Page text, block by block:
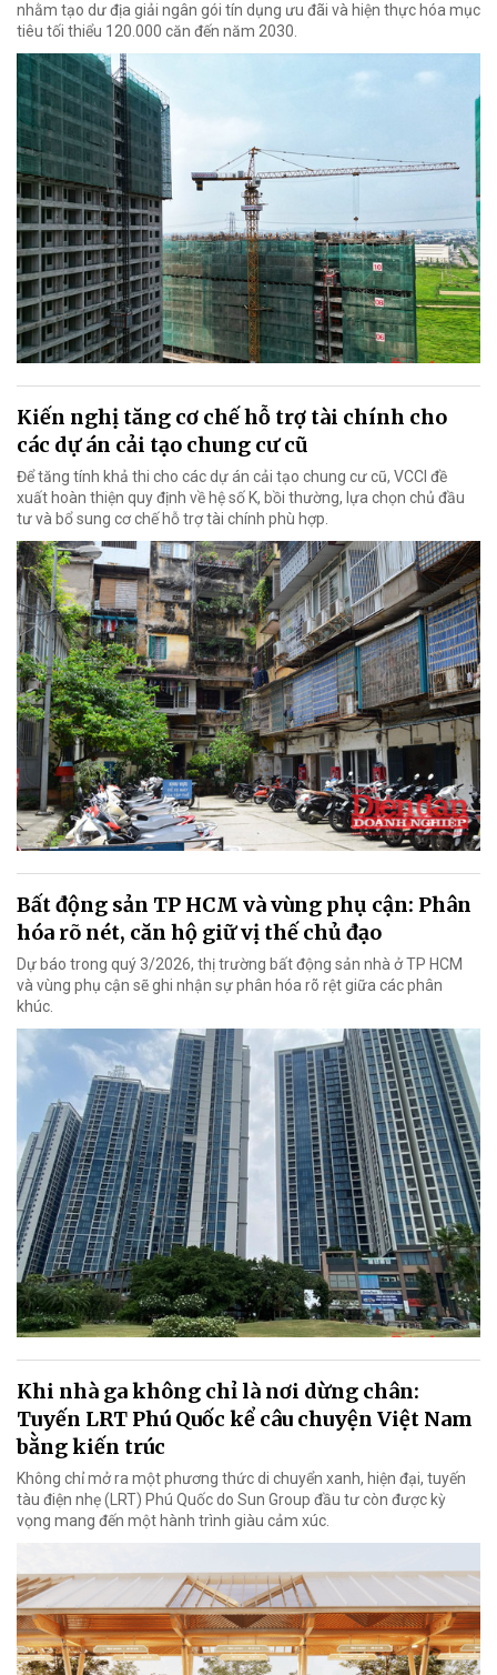
nhằm tạo dư địa giải ngân gói tín dụng ưu đãi và hiện thực hóa mục
tiêu tối thiểu 120.000 căn đến năm 2030.
Kiến nghị tăng cơ chế hỗ trợ tài chính cho
các dự án cải tạo chung cư cũ
Để tăng tính khả thi cho các dự án cải tạo chung cư cũ, VCCI đề
xuất hoàn thiện quy định về hệ số K, bồi thường, lựa chọn chủ đầu
tư và bổ sung cơ chế hỗ trợ tài chính phù hợp.
Bất động sản TP HCM và vùng phụ cận: Phân
hóa rõ nét, căn hộ giữ vị thế chủ đạo
Dự báo trong quý 3/2026, thị trường bất động sản nhà ở TP HCM
và vùng phụ cận sẽ ghi nhận sự phân hóa rõ rệt giữa các phân
khúc.
Khi nhà ga không chỉ là nơi dừng chân:
Tuyến LRT Phú Quốc kể câu chuyện Việt Nam
bằng kiến trúc
Không chỉ mở ra một phương thức di chuyển xanh, hiện đại, tuyến
tàu điện nhẹ (LRT) Phú Quốc do Sun Group đầu tư còn được kỳ
vọng mang đến một hành trình giàu cảm xúc.